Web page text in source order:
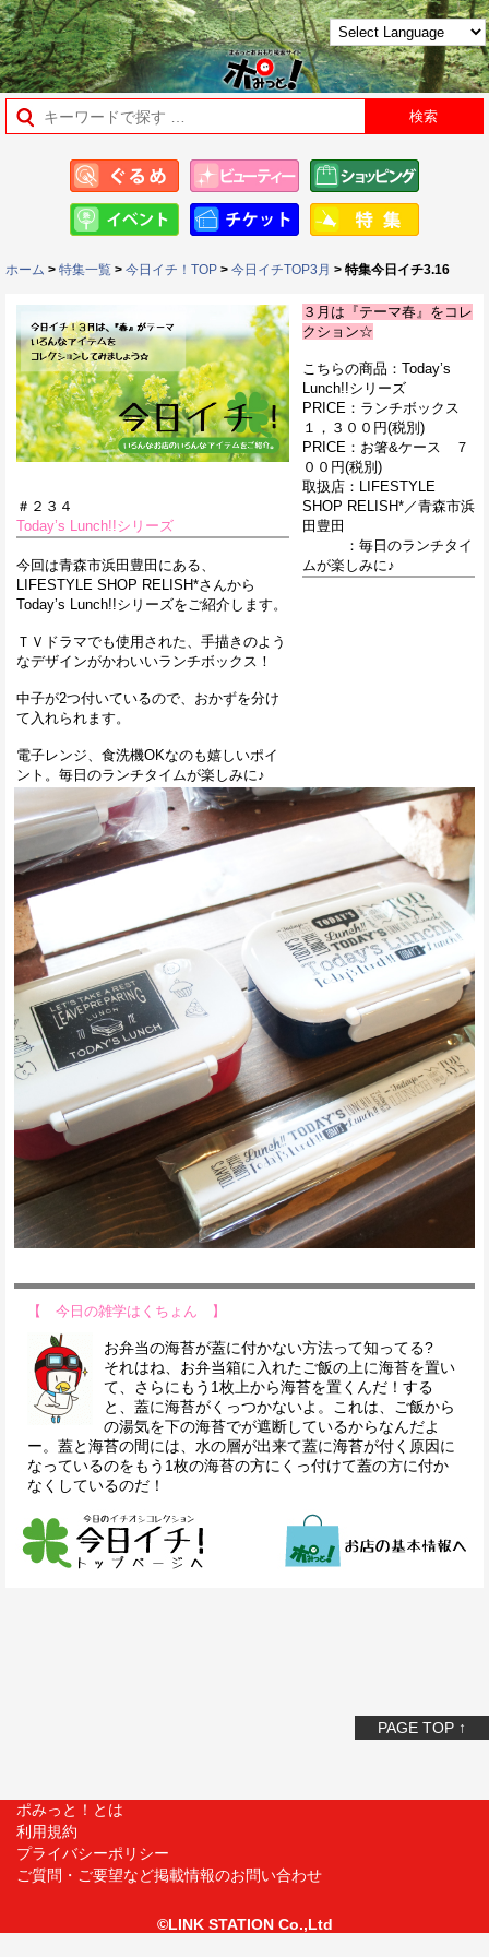
ホーム > 特集一覧 > 今日イチ！TOP > 今日イチTOP3月 > 特集今日イチ3.16
＃２３４
Today’s Lunch!!シリーズ
今回は青森市浜田豊田にある、
LIFESTYLE SHOP RELISH*さんから
Today’s Lunch!!シリーズをご紹介します。
ＴＶドラマでも使用された、手描きのよう
なデザインがかわいいランチボックス！
中子が2つ付いているので、おかずを分け
て入れられます。
電子レンジ、食洗機OKなのも嬉しいポイ
ント。毎日のランチタイムが楽しみに♪
３月は『テーマ春』をコレ
クション☆
こちらの商品：Today’s
Lunch!!シリーズ
PRICE：ランチボックス
１，３００円(税別)
PRICE：お箸&ケース ７
００円(税別)
取扱店：LIFESTYLE
SHOP RELISH*／青森市浜
田豊田
：毎日のランチタイ
ムが楽しみに♪
【 今日の雑学はくちょん 】
お弁当の海苔が蓋に付かない方法って知ってる?
それはね、お弁当箱に入れたご飯の上に海苔を置い
て、さらにもう1枚上から海苔を置くんだ！する
と、蓋に海苔がくっつかないよ。これは、ご飯から
の湯気を下の海苔でが遮断しているからなんだよ
ー。蓋と海苔の間には、水の層が出来て蓋に海苔が付く原因に
なっているのをもう1枚の海苔の方にくっ付けて蓋の方に付か
なくしているのだ！
PAGE TOP ↑
ポみっと！とは
利用規約
プライバシーポリシー
ご質問・ご要望など掲載情報のお問い合わせ
©LINK STATION Co.,Ltd